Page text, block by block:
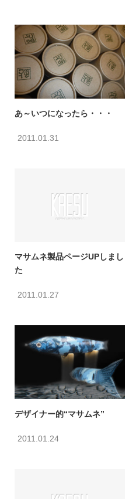
あ～いつになったら・・・
2011.01.31
マサムネ製品ページUPしまし
た
2011.01.27
デザイナー的“マサムネ”
2011.01.24